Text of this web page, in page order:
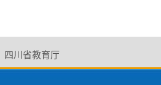
四川省教育厅